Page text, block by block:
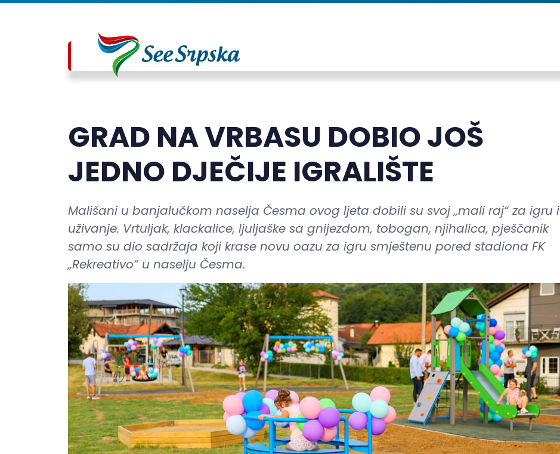
GRAD NA VRBASU DOBIO JOŠ
JEDNO DJEČIJE IGRALIŠTE
Mališani u banjalučkom naselja Česma ovog ljeta dobili su svoj „mali raj“ za igru i
uživanje. Vrtuljak, klackalice, ljuljaške sa gnijezdom, tobogan, njihalica, pješčanik
samo su dio sadržaja koji krase novu oazu za igru smještenu pored stadiona FK
„Rekreativo“ u naselju Česma.